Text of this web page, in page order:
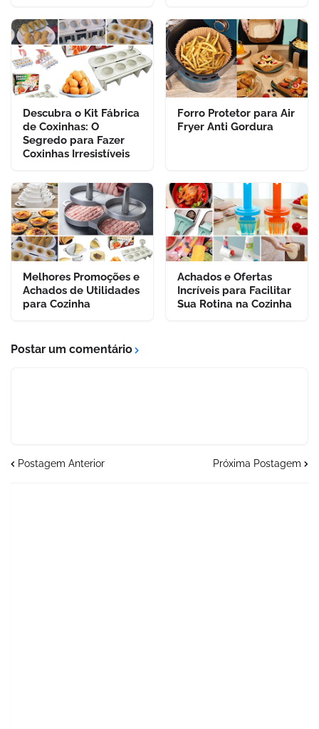
Descubra o Kit Fábrica
de Coxinhas: O
Segredo para Fazer
Coxinhas Irresistíveis
Forro Protetor para Air
Fryer Anti Gordura
Melhores Promoções e
Achados de Utilidades
para Cozinha
Achados e Ofertas
Incríveis para Facilitar
Sua Rotina na Cozinha
Postar um comentário
Postagem Anterior Próxima Postagem